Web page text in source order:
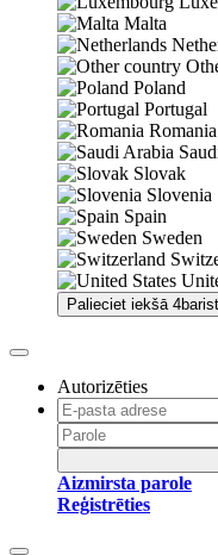
Malta
Poland
Portugal
Romania
Slovak
Slovenia
Spain
Sweden
Palieciet iekšā
Autorizēties
Aizmirsta parole
Reģistrēties